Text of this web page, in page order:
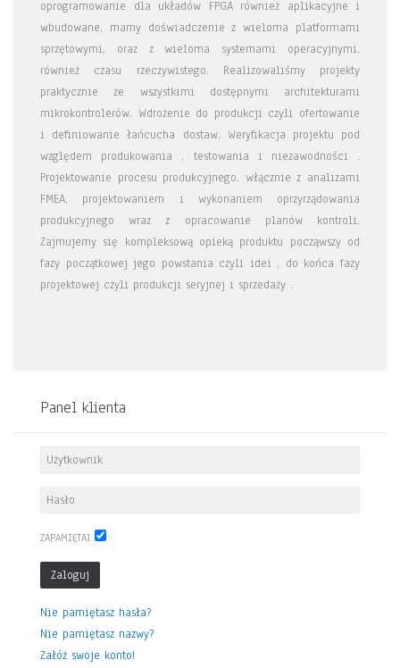
oprogramowanie dla układów FPGA również aplikacyjne i
wbudowane, mamy doświadczenie z wieloma platformami
sprzętowymi, oraz z wieloma systemami operacyjnymi,
również czasu rzeczywistego. Realizowaliśmy projekty
praktycznie ze wszystkimi dostępnymi architekturami
mikrokontrolerów. Wdrożenie do produkcji czyli ofertowanie
i definiowanie łańcucha dostaw. Weryfikacja projektu pod
względem produkowania , testowania i niezawodności .
Projektowanie procesu produkcyjnego, włącznie z analizami
FMEA, projektowaniem i wykonaniem oprzyrządowania
produkcyjnego wraz z opracowanie planów kontroli.
Zajmujemy się kompleksową opieką produktu począwszy od
fazy początkowej jego powstania czyli idei , do końca fazy
projektowej czyli produkcji seryjnej i sprzedaży .
Panel klienta
ZAPAMIĘTAJ
Zaloguj
Nie pamiętasz hasła?
Nie pamiętasz nazwy?
Załóż swoje konto!